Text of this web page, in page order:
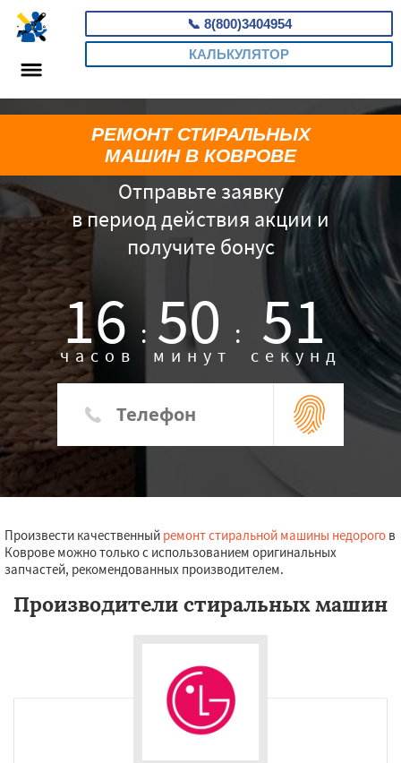
📞 8(800)3404954
КАЛЬКУЛЯТОР
Отправьте заявку
в период действия акции и
получите бонус
16 :
часов 50 :
минут 50
секунд
РЕМОНТ СТИРАЛЬНЫХ
МАШИН В КОВРОВЕ
Произвести качественный ремонт стиральной машины недорого в
Коврове можно только с использованием оригинальных
запчастей, рекомендованных производителем.
Производители стиральных машин